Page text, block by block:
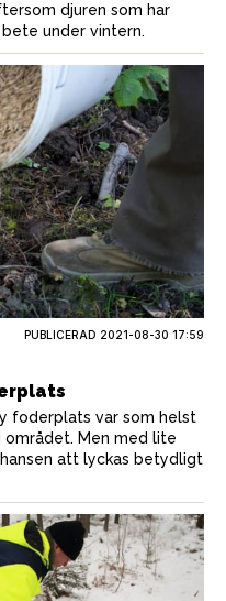
djuren som har
under vintern.
PUBLICERAD 2021-08-30 17:59
foderplats var som helst
området. Men med lite
att lyckas betydligt